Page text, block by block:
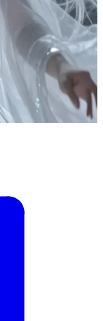
ise onun yardımını
izini sürerse
ise sana güvenip
karar
himayesini hak